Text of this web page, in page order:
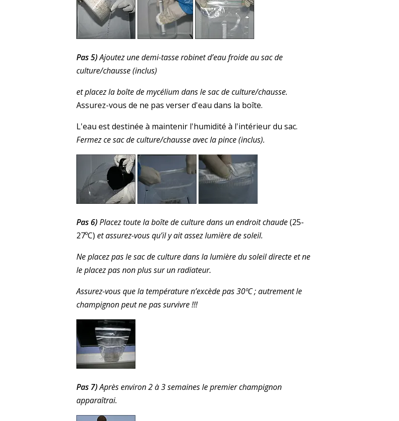
Pas 5)Ajoutez une demi-tasse robinet d’eau froide au sac de
culture/chausse (inclus)
et placez la boîte de mycélium dans le sac de culture/chausse.
Assurez-vous de ne pas verser d'eau dans la boîte.
L'eau est destinée à maintenir l'humidité à l'intérieur du sac.
Fermez ce sac de culture/chausse avec la pince (inclus).
Pas 6)Placez toute la boîte de culture dans un endroit chaude(25-
27ºC) et assurez-vous qu’il y ait assez lumière de soleil.
Ne placez pas le sac de culture dans la lumière du soleil directe et ne
le placez pas non plus sur un radiateur.
Assurez-vous que la température n’excède pas 30ºC ; autrement le
champignon peut ne pas survivre !!!
Pas 7)Après environ 2 à 3 semaines le premier champignon
apparaîtrai.